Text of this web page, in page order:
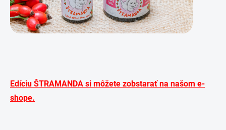
Edíciu ŠTRAMANDA si môžete zobstarať na našom e-
shope.